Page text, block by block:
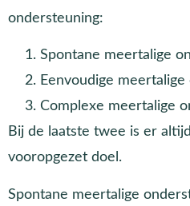
ondersteuning:
Spontane meertalige
Eenvoudige
Complexe meertalige
Bij de laatste twee is er
vooropgezet doel.
Spontane meertalige